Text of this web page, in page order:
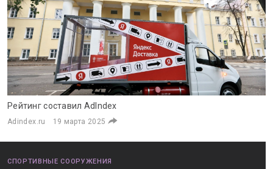
Рейтинг составил AdIndex
Adindex.ru 19 марта 2025
СПОРТИВНЫЕ СООРУЖЕНИЯ